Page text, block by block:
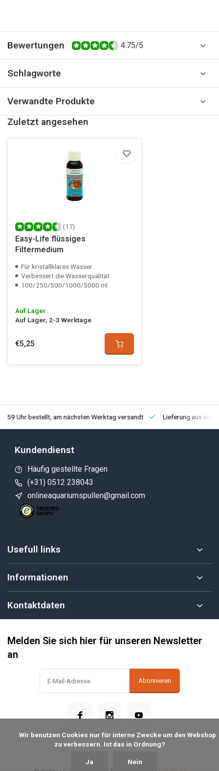
Bewertungen 4.75/5
Schlagworte
Verwandte Produkte
Zuletzt angesehen
(17)
Easy-Life flüssiges
Filtermedium
Für kristallklares Wasser
Verbessert die Wasserqualität
100/250/500/1000/5000 ml
Auf Lager
Auf Lager, 2-3 Werktage
€5,25
Uhr bestellt, am nächsten Werktag versandt Lieferung aus
Kundendienst
Häufig gestellte Fragen
(+31) 0512 238043
onlineaquariumspullen@gmail.com
Usefull links
Informationen
Kontaktdaten
Melden Sie sich hier für unseren Newsletter
an
Abonnieren
zu verbessern. Ist das in Ordnung?
Ja Nein